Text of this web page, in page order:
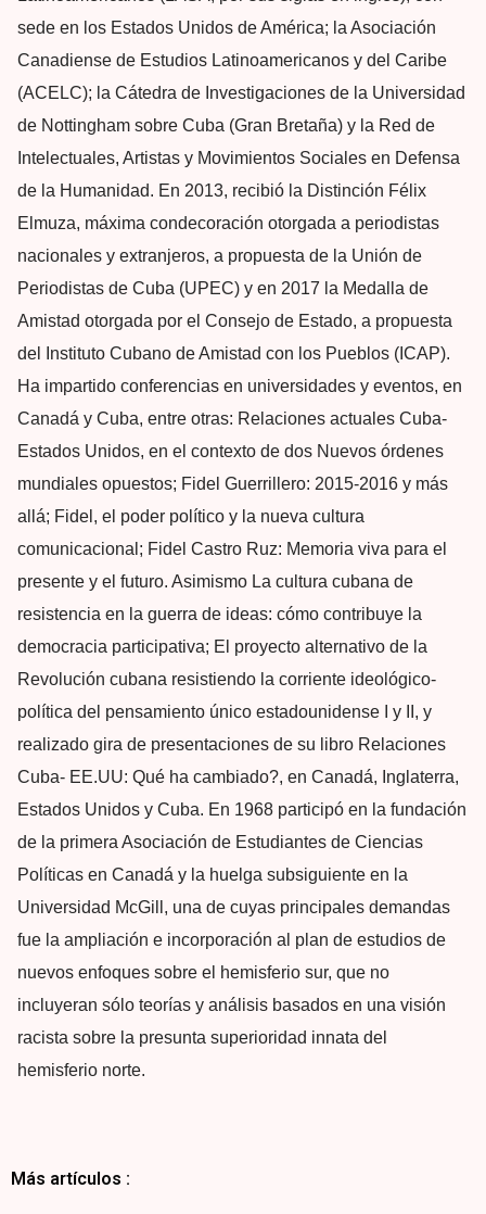
sede en los Estados Unidos de América; la Asociación
Canadiense de Estudios Latinoamericanos y del Caribe
(ACELC); la Cátedra de Investigaciones de la Universidad
de Nottingham sobre Cuba (Gran Bretaña) y la Red de
Intelectuales, Artistas y Movimientos Sociales en Defensa
de la Humanidad. En 2013, recibió la Distinción Félix
Elmuza, máxima condecoración otorgada a periodistas
nacionales y extranjeros, a propuesta de la Unión de
Periodistas de Cuba (UPEC) y en 2017 la Medalla de
Amistad otorgada por el Consejo de Estado, a propuesta
del Instituto Cubano de Amistad con los Pueblos (ICAP).
Ha impartido conferencias en universidades y eventos, en
Canadá y Cuba, entre otras: Relaciones actuales Cuba-
Estados Unidos, en el contexto de dos Nuevos órdenes
mundiales opuestos; Fidel Guerrillero: 2015-2016 y más
allá; Fidel, el poder político y la nueva cultura
comunicacional; Fidel Castro Ruz: Memoria viva para el
presente y el futuro. Asimismo La cultura cubana de
resistencia en la guerra de ideas: cómo contribuye la
democracia participativa; El proyecto alternativo de la
Revolución cubana resistiendo la corriente ideológico-
política del pensamiento único estadounidense I y II, y
realizado gira de presentaciones de su libro Relaciones
Cuba- EE.UU: Qué ha cambiado?, en Canadá, Inglaterra,
Estados Unidos y Cuba. En 1968 participó en la fundación
de la primera Asociación de Estudiantes de Ciencias
Políticas en Canadá y la huelga subsiguiente en la
Universidad McGill, una de cuyas principales demandas
fue la ampliación e incorporación al plan de estudios de
nuevos enfoques sobre el hemisferio sur, que no
incluyeran sólo teorías y análisis basados en una visión
racista sobre la presunta superioridad innata del
hemisferio norte.
Más artículos :